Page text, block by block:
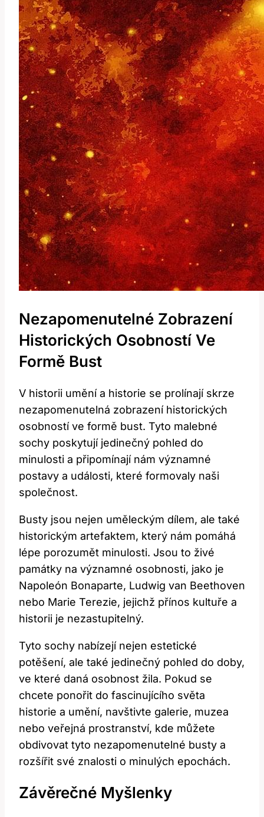
Nezapomenutelné Zobrazení
Historických Osobností Ve
Formě Bust
V historii umění a historie se prolínají skrze
nezapomenutelná zobrazení historických
osobností ve formě bust. Tyto malebné
sochy poskytují jedinečný pohled do
minulosti a připomínají nám významné
postavy a události, které formovaly naši
společnost.
Busty jsou nejen uměleckým dílem, ale také
historickým artefaktem, který nám pomáhá
lépe porozumět minulosti. Jsou to živé
památky na významné osobnosti, jako je
Napoleón Bonaparte, Ludwig van Beethoven
nebo Marie Terezie, jejichž přínos kultuře a
historii je nezastupitelný.
Tyto sochy nabízejí nejen estetické
potěšení, ale také jedinečný pohled do doby,
ve které daná osobnost žila. Pokud se
chcete ponořit do fascinujícího světa
historie a umění, navštivte galerie, muzea
nebo veřejná prostranství, kde můžete
obdivovat tyto nezapomenutelné busty a
rozšířit své znalosti o minulých epochách.
Závěrečné Myšlenky